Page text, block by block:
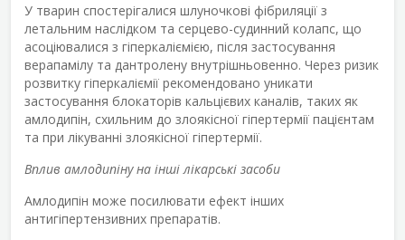
У тварин спостерігалися шлуночкові фібриляції з
летальним наслідком та серцево-судинний колапс, що
асоціювалися з гіперкаліємією, після застосування
верапамілу та дантролену внутрішньовенно. Через ризик
розвитку гіперкаліємії рекомендовано уникати
застосування блокаторів кальцієвих каналів, таких як
амлодипін, схильним до злоякісної гіпертермії пацієнтам
та при лікуванні злоякісної гіпертермії.
Вплив амлодипіну на інші лікарські засоби
Амлодипін може посилювати ефект інших
антигіпертензивних препаратів.